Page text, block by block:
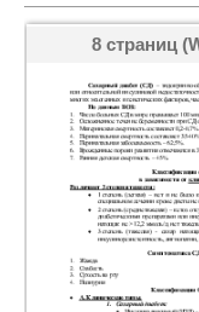
8 страниц